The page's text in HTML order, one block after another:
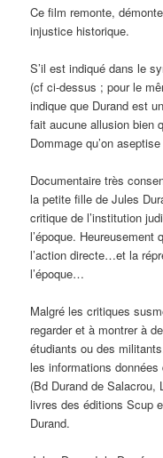
Ce film remonte,
injustice historique.
S’il est indiqué dans le
(cf ci-dessus ; pour le
indique que Durand est
fait aucune allusion bien
Dommage qu’on
Documentaire très
la petite fille de Jules
critique de l’institution
l’époque. Heureusement
l’action directe…et la
l’époque…
Malgré les critiques
regarder et à montrer à
étudiants ou des
les informations
(Bd Durand de Salacrou,
livres des éditions Scup
Durand.